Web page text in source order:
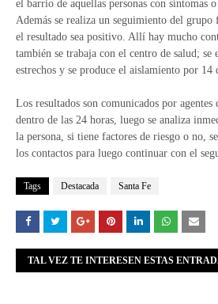
el barrio de aquellas personas con síntomas
Además se realiza un seguimiento del grupo
el resultado sea positivo. Allí hay mucho
también se trabaja con el centro de salud; se
estrechos y se produce el aislamiento por 14
Los resultados son comunicados por
dentro de las 24 horas, luego se analiza
la persona, si tiene factores de riesgo o no,
los contactos para luego continuar con el
Tags Destacada Santa Fe
TAL VEZ TE INTERESEN ESTAS